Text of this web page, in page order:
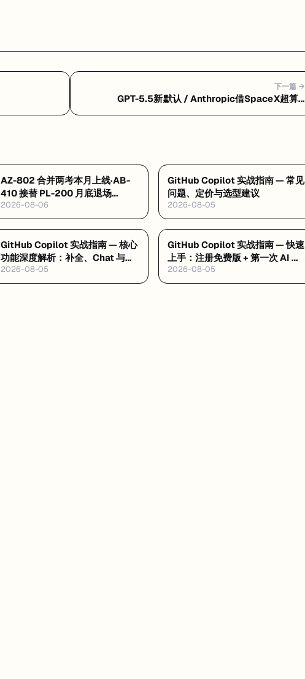
下一篇 →
GPT-5.5新默认 / Anthropic借SpaceX超算 /
AZ-802 合并两考本月上线·AB-
410 接替 PL-200 月底退场
·Databricks 考纲五月大改
2026-08-06
GitHub Copilot 实战指南 — 常见
问题、定价与选型建议
2026-08-05
GitHub Copilot 实战指南 — 核心
功能深度解析：补全、Chat 与
Agent Mode
2026-08-05
GitHub Copilot 实战指南 — 快速
上手：注册免费版 + 第一次 AI 编
程
2026-08-05